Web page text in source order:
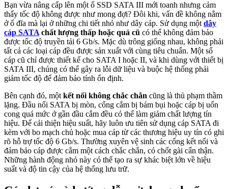
Bạn vừa nâng cấp lên một ổ SSD SATA III mới toanh nhưng cảm
thấy tốc độ không được như mong đợi? Đôi khi, vấn đề không nằm
ở ổ đĩa mà lại ở những chi tiết nhỏ như dây cáp. Sử dụng một dây
cáp SATA chất lượng thấp hoặc quá cũ có thể không đảm bảo
được tốc độ truyền tải 6 Gb/s. Mặc dù trông giống nhau, không phải
tất cả các loại cáp đều được sản xuất với cùng tiêu chuẩn. Một số
cáp cũ chỉ được thiết kế cho SATA I hoặc II, và khi dùng với thiết bị
SATA III, chúng có thể gây ra lỗi dữ liệu và buộc hệ thống phải
giảm tốc độ để đảm bảo tính ổn định.
Bên cạnh đó, một kết nối không chắc chắn cũng là thủ phạm thầm
lặng. Đầu nối SATA bị mòn, cổng cắm bị bám bụi hoặc cáp bị uốn
cong quá mức ở gần đầu cắm đều có thể làm giảm chất lượng tín
hiệu. Để cải thiện hiệu suất, hãy luôn ưu tiên sử dụng cáp SATA đi
kèm với bo mạch chủ hoặc mua cáp từ các thương hiệu uy tín có ghi
rõ hỗ trợ tốc độ 6 Gb/s. Thường xuyên vệ sinh các cổng kết nối và
đảm bảo cáp được cắm một cách chắc chắn, có chốt gài cẩn thận.
Những hành động nhỏ này có thể tạo ra sự khác biệt lớn về hiệu
suất và độ tin cậy của hệ thống lưu trữ.